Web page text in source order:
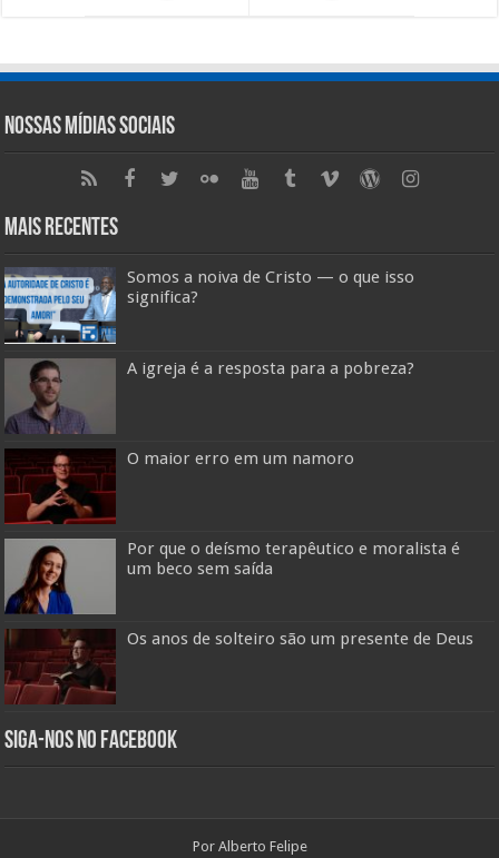
Nossas Mídias Sociais
Mais Recentes
Somos a noiva de Cristo — o que isso
significa?
A igreja é a resposta para a pobreza?
O maior erro em um namoro
Por que o deísmo terapêutico e moralista é
um beco sem saída
Os anos de solteiro são um presente de Deus
Siga-nos no Facebook
Por Alberto Felipe